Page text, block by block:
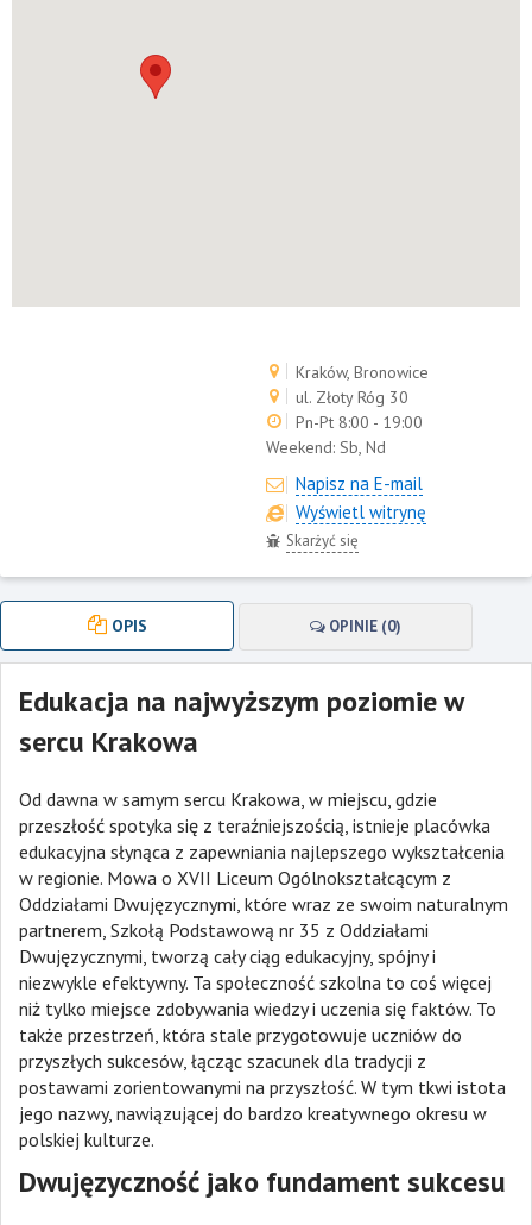
Kraków, Bronowice
ul. Złoty Róg 30
Pn-Pt 8:00 - 19:00
Weekend:Sb, Nd
Napisz na E-mail
Wyświetl witrynę
Skarżyć się
OPIS OPINIE (0)
Edukacja na najwyższym poziomie w
sercu Krakowa
Od dawna w samym sercu Krakowa, w miejscu, gdzie
przeszłość spotyka się z teraźniejszością, istnieje placówka
edukacyjna słynąca z zapewniania najlepszego wykształcenia
w regionie. Mowa o XVII Liceum Ogólnokształcącym z
Oddziałami Dwujęzycznymi, które wraz ze swoim naturalnym
partnerem, Szkołą Podstawową nr 35 z Oddziałami
Dwujęzycznymi, tworzą cały ciąg edukacyjny, spójny i
niezwykle efektywny. Ta społeczność szkolna to coś więcej
niż tylko miejsce zdobywania wiedzy i uczenia się faktów. To
także przestrzeń, która stale przygotowuje uczniów do
przyszłych sukcesów, łącząc szacunek dla tradycji z
postawami zorientowanymi na przyszłość. W tym tkwi istota
jego nazwy, nawiązującej do bardzo kreatywnego okresu w
polskiej kulturze.
Dwujęzyczność jako fundament sukcesu